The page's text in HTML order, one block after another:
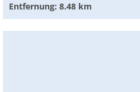
Entfernung: 8.48 km